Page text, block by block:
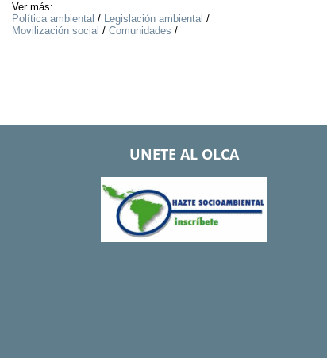
Ver más:
Política ambiental / Legislación ambiental /
Movilización social / Comunidades /
UNETE AL OLCA